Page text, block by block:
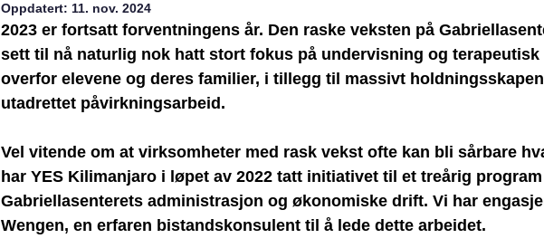
Oppdatert: 11. nov. 2024
2023 er fortsatt forventningens år. Den raske veksten på
sett til nå naturlig nok hatt stort fokus på undervisning og
overfor elevene og deres familier, i tillegg til massivt
utadrettet påvirkningsarbeid.
Vel vitende om at virksomheter med rask vekst ofte kan bli sårbare
har YES Kilimanjaro i løpet av 2022 tatt initiativet til et treårig
Gabriellasenterets administrasjon og økonomiske drift. Vi har
Wengen, en erfaren bistandskonsulent til å lede dette arbeidet.